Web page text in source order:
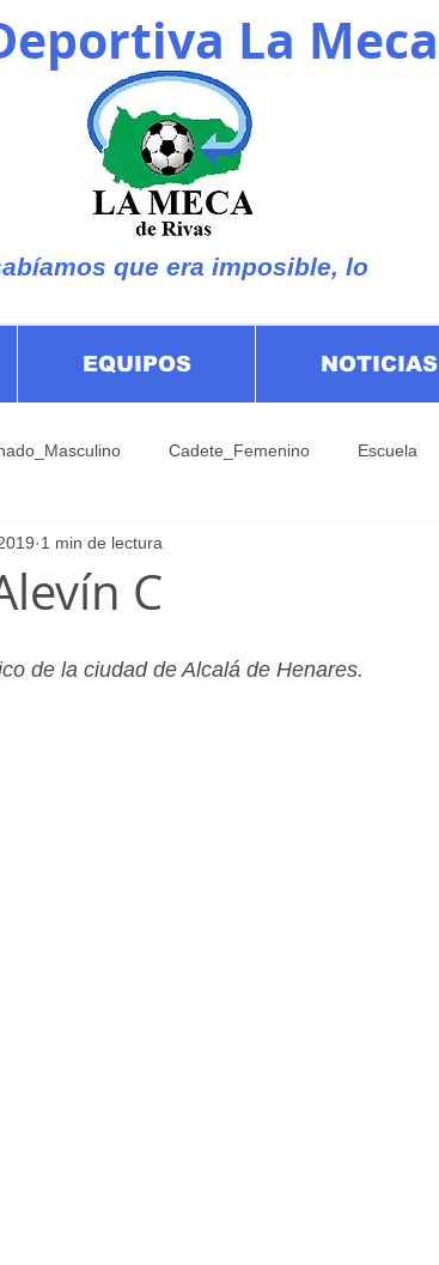
La
que era imposible, lo
EQUIPOS NOTICIAS
Cadete_Femenino Escuela
C
1 min de lectura
de la ciudad de Alcalá de Henares.